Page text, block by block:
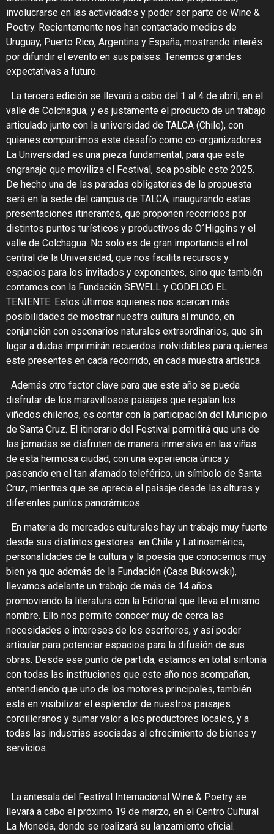
involucrarse en las actividades y poder ser parte de Wine &
Poetry. Recientemente nos han contactado medios de
Uruguay, Puerto Rico, Argentina y España, mostrando interés
por difundir el evento en sus países. Tenemos grandes
expectativas a futuro.
La tercera edición se llevará a cabo del 1 al 4 de abril, en el
valle de Colchagua, y es justamente el producto de un trabajo
articulado junto con la universidad de TALCA (Chile), con
quienes compartimos este desafío como co-organizadores.
La Universidad es una pieza fundamental, para que este
engranaje que moviliza el Festival, sea posible este 2025.
De hecho una de las paradas obligatorias de la propuesta
será en la sede del campus de TALCA, inaugurando estas
presentaciones itinerantes, que proponen recorridos por
distintos puntos turísticos y productivos de O´Higgins y el
valle de Colchagua. No solo es de gran importancia el rol
central de la Universidad, que nos facilita recursos y
espacios para los invitados y exponentes, sino que también
contamos con la Fundación SEWELL y CODELCO EL
TENIENTE. Estos últimos aquienes nos acercan más
posibilidades de mostrar nuestra cultura al mundo, en
conjunción con escenarios naturales extraordinarios, que sin
lugar a dudas imprimirán recuerdos inolvidables para quienes
este presentes en cada recorrido, en cada muestra artística.
Además otro factor clave para que este año se pueda
disfrutar de los maravillosos paisajes que regalan los
viñedos chilenos, es contar con la participación del Municipio
de Santa Cruz. El itinerario del Festival permitirá que una de
las jornadas se disfruten de manera inmersiva en las viñas
de esta hermosa ciudad, con una experiencia única y
paseando en el tan afamado teleférico, un símbolo de Santa
Cruz, mientras que se aprecia el paisaje desde las alturas y
diferentes puntos panorámicos.
En materia de mercados culturales hay un trabajo muy fuerte
desde sus distintos gestores en Chile y Latinoamérica,
personalidades de la cultura y la poesía que conocemos muy
bien ya que además de la Fundación (Casa Bukowski),
llevamos adelante un trabajo de más de 14 años
promoviendo la literatura con la Editorial que lleva el mismo
nombre. Ello nos permite conocer muy de cerca las
necesidades e intereses de los escritores, y así poder
articular para potenciar espacios para la difusión de sus
obras. Desde ese punto de partida, estamos en total sintonía
con todas las instituciones que este año nos acompañan,
entendiendo que uno de los motores principales, también
está en visibilizar el esplendor de nuestros paisajes
cordilleranos y sumar valor a los productores locales, y a
todas las industrias asociadas al ofrecimiento de bienes y
servicios.
La antesala del Festival Internacional Wine & Poetry se
llevará a cabo el próximo 19 de marzo, en el Centro Cultural
La Moneda, donde se realizará su lanzamiento oficial.